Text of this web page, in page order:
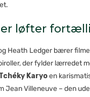
løfter
Heath Ledger bærer
der fylder lærredet
Karyoen
Jean Villeneuve – den